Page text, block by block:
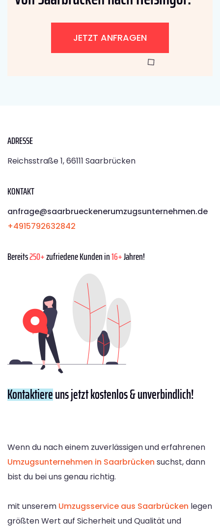
JETZT ANFRAGEN
ADRESSE
Reichsstraße 1, 66111 Saarbrücken
KONTAKT
anfrage@saarbrueckenerumzugsunternehmen.de
+4915792632842
Bereits250+zufriedene Kunden in16+Jahren!
Kontaktiereuns jetzt kostenlos & unverbindlich!
Wenn du nach einem zuverlässigen und erfahrenen
Umzugsunternehmen in Saarbrücken suchst, dann
bist du bei uns genau richtig.
mit unserem Umzugsservice aus Saarbrücken legen
größten Wert auf Sicherheit und Qualität und